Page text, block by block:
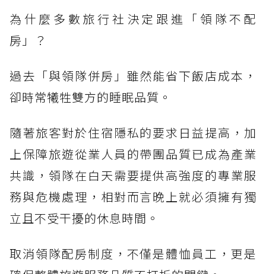
為什麼多數旅行社決定跟進「領隊不配
房」？
過去「與領隊併房」雖然能省下飯店成本，
卻時常犧牲雙方的睡眠品質。
隨著旅客對於住宿隱私的要求日益提高，加
上保障旅遊從業人員的帶團品質已成為產業
共識，領隊在白天需要提供高強度的專業服
務與危機處理，相對而言晚上就必須擁有獨
立且不受干擾的休息時間。
取消領隊配房制度，不僅是體恤員工，更是